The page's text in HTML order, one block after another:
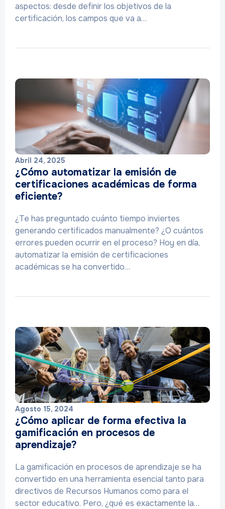
aspectos: desde definir los objetivos de la
certificación, los campos que va a…
Abril 24, 2025
¿Cómo automatizar la emisión de
certificaciones académicas de forma
eficiente?
¿Te has preguntado cuánto tiempo inviertes
generando certificados manualmente? ¿O cuántos
errores pueden ocurrir en el proceso? Hoy en día,
automatizar la emisión de certificaciones
académicas se ha convertido…
Agosto 15, 2024
¿Cómo aplicar de forma efectiva la
gamificación en procesos de
aprendizaje?
La gamificación en procesos de aprendizaje se ha
convertido en una herramienta esencial tanto para
directivos de Recursos Humanos como para el
sector educativo. Pero, ¿qué es exactamente la…